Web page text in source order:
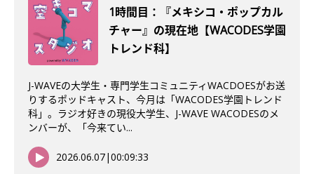
1時間目：『メキシコ・ポップカル
チャー』の現在地【WACODES学園
トレンド科】
J-WAVEの大学生・専門学生コミュニティWACDOESがお送
りするポッドキャスト、今月は「WACODES学園トレンド
科」。ラジオ好きの現役大学生、J-WAVE WACODESのメ
ンバーが、「今来てい...
2026.06.07|00:09:33